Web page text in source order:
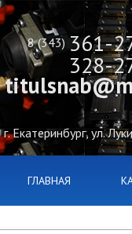
8 (343) 361-
г. Екатеринбург, ул.
328-
ГЛАВНАЯ